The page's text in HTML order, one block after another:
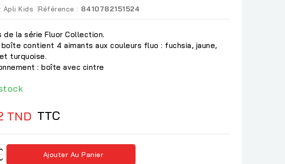
Apli Kids Référence : 8410782151524
de la série Fluor Collection.
boîte contient 4 aimants aux couleurs fluo : fuchsia, jaune,
turquoise.
: boîte avec cintre
TND TTC
Ajouter Au Panier